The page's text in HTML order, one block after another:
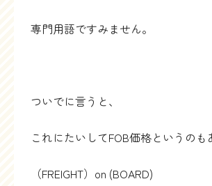
専門用語ですみません。
ついでに言うと、
これにたいしてFOB価格というのも
（FREIGHT）on (BOARD)